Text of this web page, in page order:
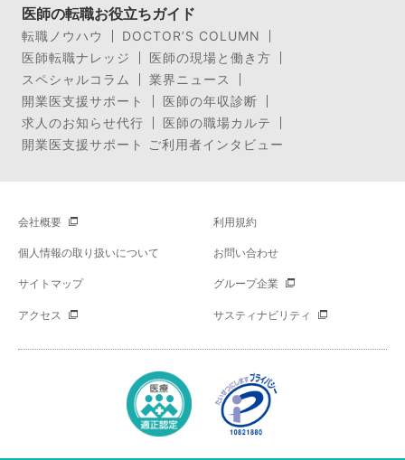
医師の転職お役立ちガイド
転職ノウハウ
DOCTOR’S COLUMN
医師転職ナレッジ
医師の現場と働き方
スペシャルコラム
業界ニュース
開業医支援サポート
医師の年収診断
求人のお知らせ代行
医師の職場カルテ
開業医支援サポート ご利用者インタビュー
会社概要 利用規約
個人情報の取り扱いについて お問い合わせ
サイトマップ グループ企業
アクセス サスティナビリティ